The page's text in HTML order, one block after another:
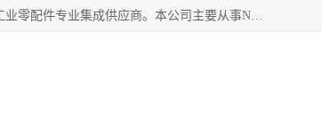
湖州恩斯凯工业技术有限公司位于湖州长兴，公司作为机械零部件以及多个品牌工业零配件专业集成供应商。本公司主要从事NSK进口轴承、SKF进口轴承、FAG进口轴承、NTN进口轴承、国产轴承：ZWZ、HRB、C&U轴承外球面轴承、导轨、丝杠、滑块、 润滑油、工业皮带及其他工业零部件的销售.